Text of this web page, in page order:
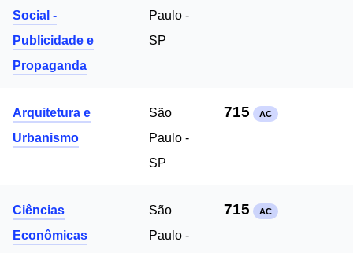
Social -
Publicidade e
Propaganda
Paulo -
SP
Arquitetura e
Urbanismo
São
Paulo -
SP
715 AC
Ciências
Econômicas
São
Paulo -
715 AC